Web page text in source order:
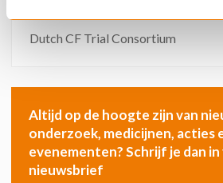
Dutch CF Trial Consortium
Altijd op de hoogte zijn van
onderzoek, medicijnen, acties
evenementen? Schrijf je dan
nieuwsbrief